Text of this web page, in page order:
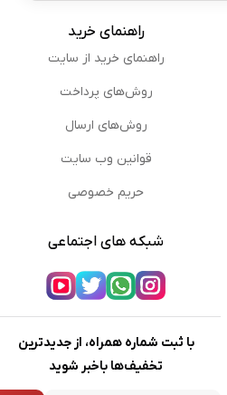
راهنمای خرید
راهنمای خرید از سایت
روش‌های پرداخت
روش‌های ارسال
قوانین وب سایت
حریم خصوصی
شبکه های اجتماعی
با ثبت شماره همراه، از جدیدترین
تخفیف‌ها باخبر شوید